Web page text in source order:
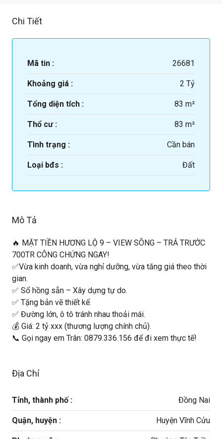
Chi Tiết
Mã tin : 26681
Khoảng giá : 2 Tỷ
Tổng diện tích : 83 m²
Thổ cư : 83 m²
Tình trạng : Cần bán
Loại bđs : Đất
Mô Tả
🔥 MẶT TIỀN HƯƠNG LỘ 9 – VIEW SÔNG – TRẢ TRƯỚC
700TR CÔNG CHỨNG NGAY!
✅Vừa kinh doanh, vừa nghỉ dưỡng, vừa tăng giá theo thời
gian.
✅ Sổ hồng sẵn – Xây dựng tự do.
✅ Tặng bản vẽ thiết kế.
✅ Đường lớn, ô tô tránh nhau thoải mái.
💰 Giá: 2 tỷ xxx (thương lượng chính chủ).
📞 Gọi ngay em Trân: 0879.336.156 để đi xem thực tế!
Địa Chỉ
Tỉnh, thành phố : Đồng Nai
Quận, huyện : Huyện Vĩnh Cửu